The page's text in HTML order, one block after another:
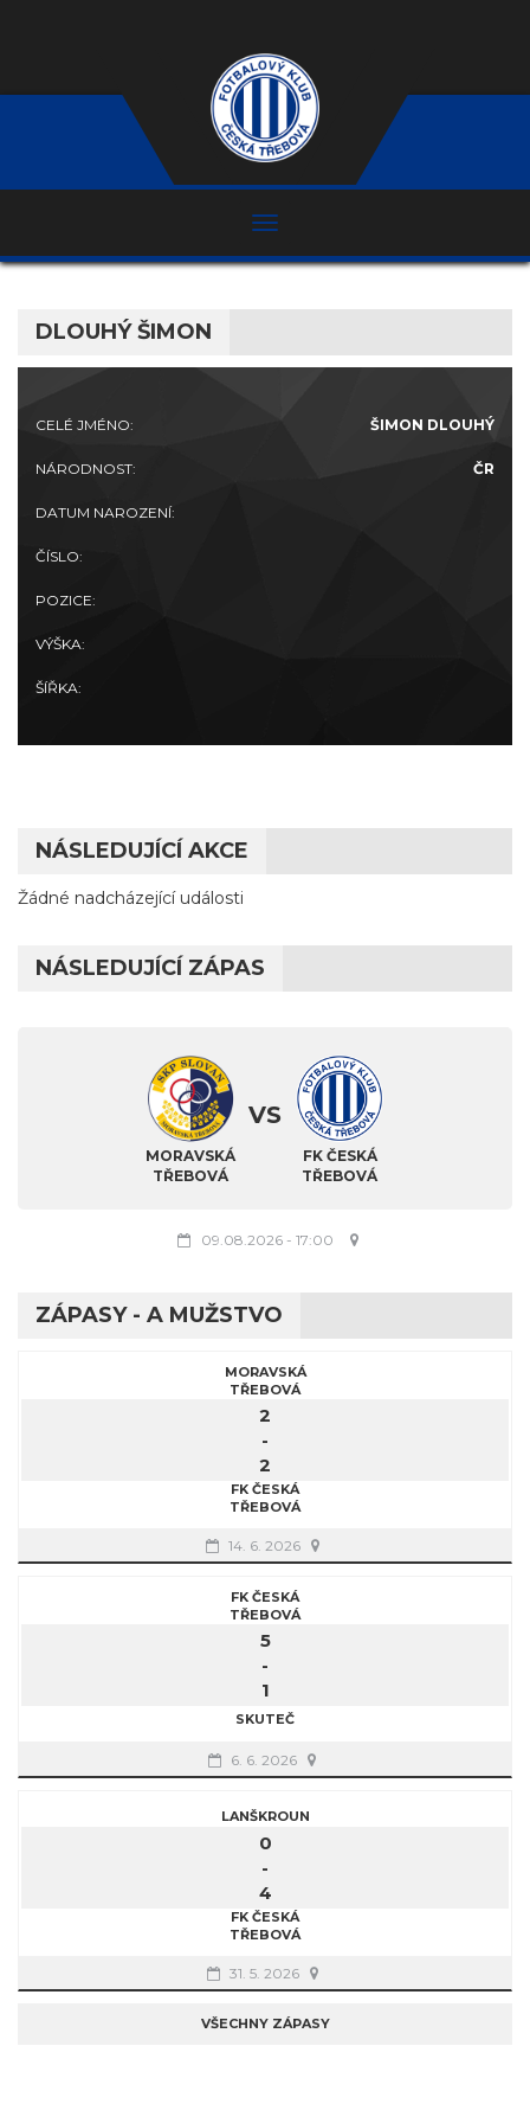
DLOUHÝ ŠIMON
CELÉ JMÉNO: ŠIMON DLOUHÝ
NÁRODNOST: ČR
DATUM NAROZENÍ:
ČÍSLO:
POZICE:
VÝŠKA:
ŠÍŘKA:
NÁSLEDUJÍCÍ AKCE
Žádné nadcházející události
NÁSLEDUJÍCÍ ZÁPAS
MORAVSKÁ
TŘEBOVÁ
VS
FK ČESKÁ
TŘEBOVÁ
09.08.2026 - 17:00
ZÁPASY - A MUŽSTVO
MORAVSKÁ
TŘEBOVÁ
2
-
2
FK ČESKÁ
TŘEBOVÁ
14. 6. 2026
FK ČESKÁ
TŘEBOVÁ
5
-
1
SKUTEČ
6. 6. 2026
LANŠKROUN
0
-
4
FK ČESKÁ
TŘEBOVÁ
31. 5. 2026
VŠECHNY ZÁPASY